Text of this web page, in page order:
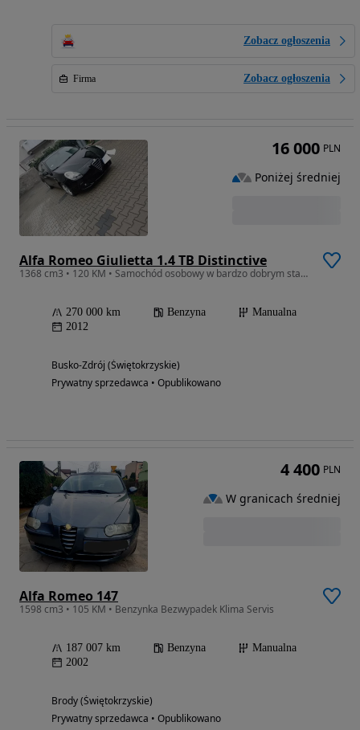
Zobacz ogłoszenia
Firma Zobacz ogłoszenia
Alfa Romeo Giulietta 1.4 TB Distinctive
1368 cm3 • 120 KM • Samochód osobowy w bardzo dobrym stanie
270 000 km Benzyna
Manualna
2012
Busko-Zdrój (Świętokrzyskie)
Prywatny sprzedawca • Opublikowano
16 000 PLN
Poniżej średniej
Alfa Romeo 147
1598 cm3 • 105 KM • Benzynka Bezwypadek Klima Servis
187 007 km Benzyna
Manualna
2002
Brody (Świętokrzyskie)
Prywatny sprzedawca • Opublikowano
4 400 PLN
W granicach średniej